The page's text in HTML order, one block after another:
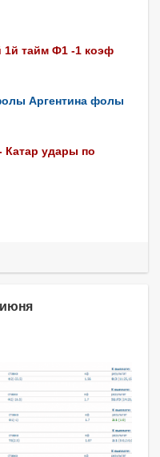
1й тайм Ф1 -1 коэф
Аргентина фолы
Катар удары по